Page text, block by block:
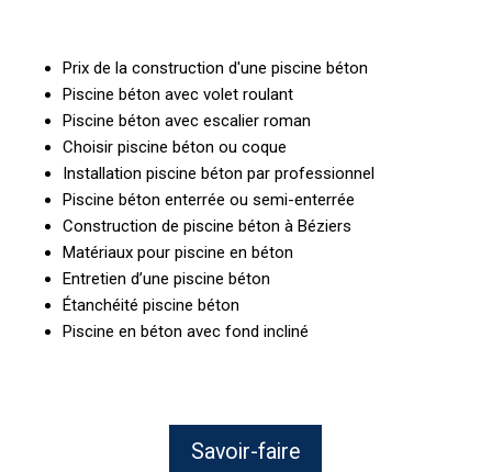
Prix de la construction d'une piscine béton
Piscine béton avec volet roulant
Piscine béton avec escalier roman
Choisir piscine béton ou coque
Installation piscine béton par professionnel
Piscine béton enterrée ou semi-enterrée
Construction de piscine béton à Béziers
Matériaux pour piscine en béton
Entretien d’une piscine béton
Étanchéité piscine béton
Piscine en béton avec fond incliné
Savoir-faire